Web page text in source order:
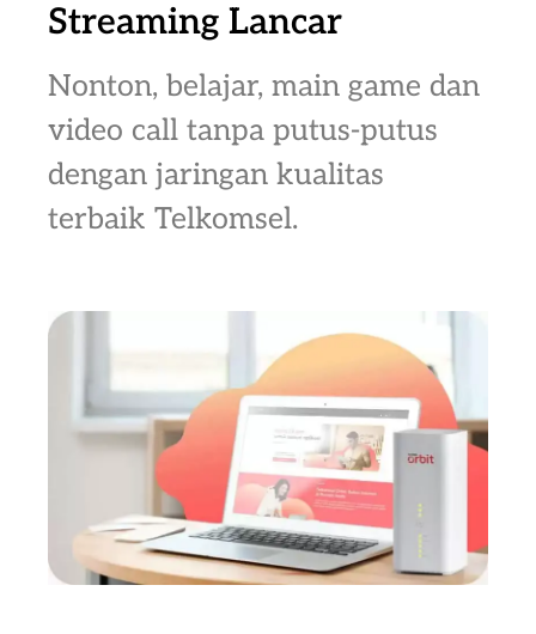
Streaming Lancar
Nonton, belajar, main game dan
video call tanpa putus-putus
dengan jaringan kualitas
terbaik Telkomsel.